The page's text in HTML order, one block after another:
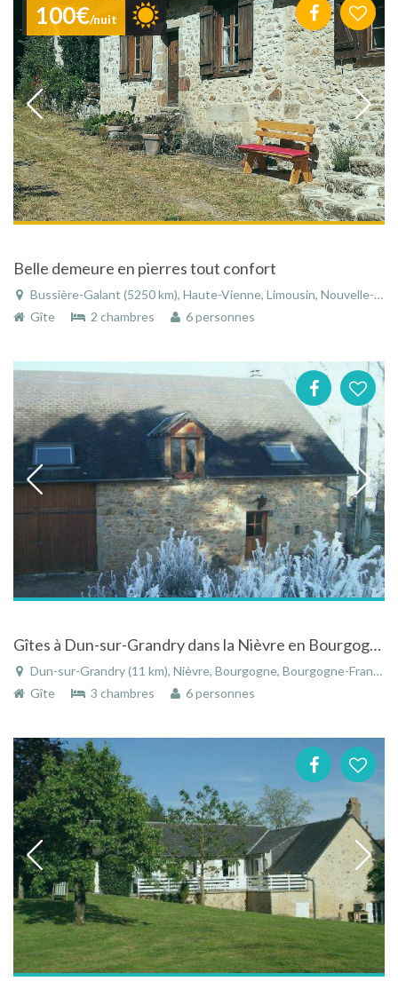
100€/nuit
Belle demeure en pierres tout confort
Bussière-Galant (5250 km), Haute-Vienne, Limousin, Nouvelle-Aquitaine, France
Gîte
2 chambres 6 personnes
Gîtes à Dun-sur-Grandry dans la Nièvre en Bourgogne au bord du Canal du Nivernais dans PARC NATUREL
Dun-sur-Grandry (11 km), Nièvre, Bourgogne, Bourgogne-Franche-Comté, France
Gîte
3 chambres 6 personnes